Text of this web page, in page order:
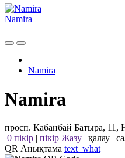
Namira
Namira
Namira
просп. Кабанбай Батыра, 11,
0 пікір | пікір Жазу | қалау |
QR Анықтама text_what